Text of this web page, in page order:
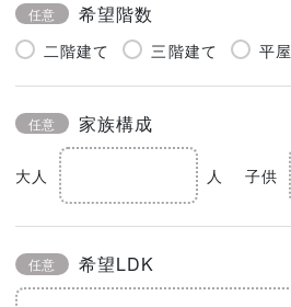
任意 希望階数
二階建て 三階建て 平屋
任意 家族構成
大人 人 子供
任意 希望LDK